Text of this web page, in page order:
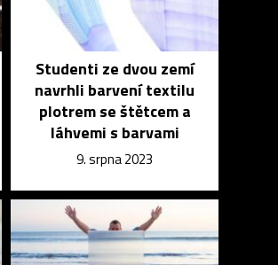
Studenti ze dvou zemí
navrhli barvení textilu
plotrem se štětcem a
láhvemi s barvami
9. srpna 2023